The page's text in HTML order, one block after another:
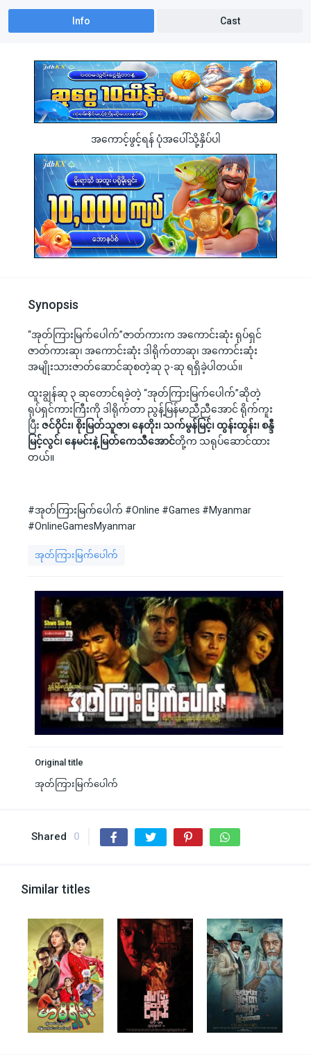
Info Cast
အကောင့်ဖွင့်ရန် ပုံအပေါ်သို့နှိပ်ပါ
Synopsis
“အုတ်ကြားမြက်ပေါက်”ဇာတ်ကားက အကောင်းဆုံး ရုပ်ရှင်
ဇာတ်ကားဆု၊ အကောင်းဆုံး ဒါရိုက်တာဆု၊ အကောင်းဆုံး
အမျိုးသားဇာတ်ဆောင်ဆုစတဲ့ဆု ၃-ဆု ရရှိခဲ့ပါတယ်။
ထူးချွန်ဆု ၃ ဆုတောင်ရခဲ့တဲ့ “အုတ်ကြားမြက်ပေါက်”ဆိုတဲ့
ရုပ်ရှင်ကားကြီးကို ဒါရိုက်တာ ညွန့်မြန်မာညီညီအောင် ရိုက်ကူး
ပြီး ဇင်ဝိုင်း၊ စိုးမြတ်သူဇာ၊ နေတိုး၊ သက်မွန်မြင့်၊ ထွန်းထွန်း၊ စန္ဒီ
မြင့်လွင်၊ နေမင်းနဲ့ မြတ်ကေသီအောင်တို့က သရုပ်ဆောင်ထား
တယ်။
#အုတ်ကြားမြက်ပေါက် #Online #Games #Myanmar
#OnlineGamesMyanmar
အုတ်ကြားမြက်ပေါက်
Original title
အုတ်ကြားမြက်ပေါက်
Shared 0
Similar titles